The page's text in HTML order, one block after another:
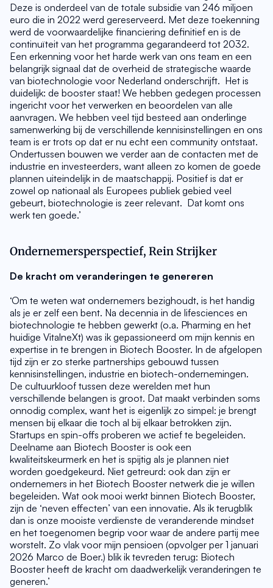
Deze is onderdeel van de totale subsidie van 246 miljoen
euro die in 2022 werd gereserveerd. Met deze toekenning
werd de voorwaardelijke financiering definitief en is de
continuïteit van het programma gegarandeerd tot 2032.
Een erkenning voor het harde werk van ons team en een
belangrijk signaal dat de overheid de strategische waarde
van biotechnologie voor Nederland onderschrijft.  Het is
duidelijk: de booster staat! We hebben gedegen processen
ingericht voor het verwerken en beoordelen van alle
aanvragen. We hebben veel tijd besteed aan onderlinge
samenwerking bij de verschillende kennisinstellingen en ons
team is er trots op dat er nu echt een community ontstaat.
Ondertussen bouwen we verder aan de contacten met de
industrie en investeerders, want alleen zo komen de goede
plannen uiteindelijk in de maatschappij. Positief is dat er
zowel op nationaal als Europees publiek gebied veel
gebeurt, biotechnologie is zeer relevant.  Dat komt ons
werk ten goede.’
Ondernemersperspectief, Rein Strijker
De kracht om veranderingen te genereren
‘Om te weten wat ondernemers bezighoudt, is het handig
als je er zelf een bent. Na decennia in de lifesciences en
biotechnologie te hebben gewerkt (o.a. Pharming en het
huidige VitalneXt) was ik gepassioneerd om mijn kennis en
expertise in te brengen in Biotech Booster. In de afgelopen
tijd zijn er zo sterke partnerships gebouwd tussen
kennisinstellingen, industrie en biotech-ondernemingen.
De cultuurkloof tussen deze werelden met hun
verschillende belangen is groot. Dat maakt verbinden soms
onnodig complex, want het is eigenlijk zo simpel: je brengt
mensen bij elkaar die toch al bij elkaar betrokken zijn.
Startups en spin-offs proberen we actief te begeleiden.
Deelname aan Biotech Booster is ook een
kwaliteitskeurmerk en het is spijtig als je plannen niet
worden goedgekeurd. Niet getreurd: ook dan zijn er
ondernemers in het Biotech Booster netwerk die je willen
begeleiden. Wat ook mooi werkt binnen Biotech Booster,
zijn de ‘neven effecten’ van een innovatie. Als ik terugblik
dan is onze mooiste verdienste de veranderende mindset
en het toegenomen begrip voor waar de andere partij mee
worstelt. Zo vlak voor mijn pensioen (opvolger per 1 januari
2026 Marco de Boer.) blik ik tevreden terug: Biotech
Booster heeft de kracht om daadwerkelijk veranderingen te
generen.’